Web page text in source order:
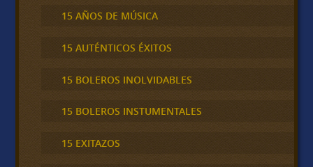
15 AÑOS DE MÚSICA
15 AUTÉNTICOS ÉXITOS
15 BOLEROS INOLVIDABLES
15 BOLEROS INSTUMENTALES
15 EXITAZOS